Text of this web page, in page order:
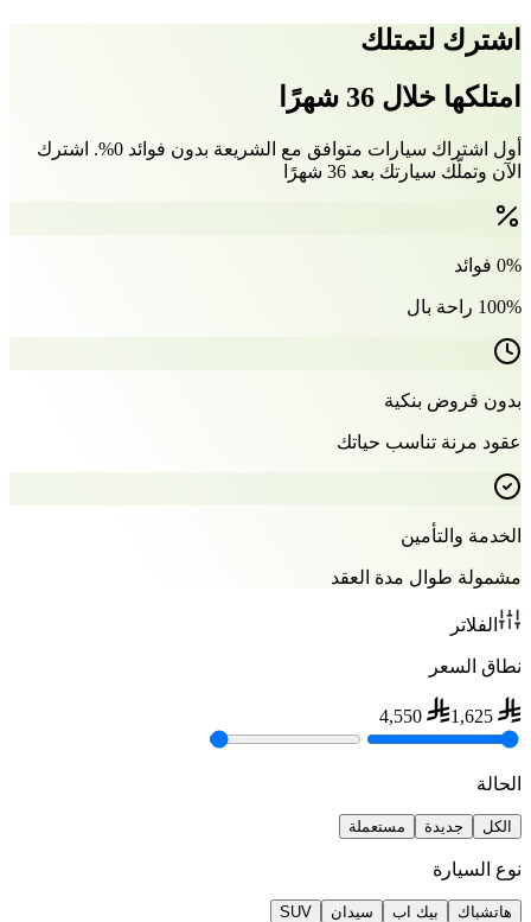
اشترك لتمتلك
امتلكها خلال 36 شهرًا
أول اشتراك سيارات متوافق مع الشريعة بدون فوائد 0%. اشترك
الآن وتملّك سيارتك بعد 36 شهرًا
0% فوائد
100% راحة بال
بدون قروض بنكية
عقود مرنة تناسب حياتك
الخدمة والتأمين
مشمولة طوال مدة العقد
الفلاتر
نطاق السعر
1,625
4,550
الحالة
الكل جديدة مستعملة
نوع السيارة
هاتشباك بيك اب سيدان SUV